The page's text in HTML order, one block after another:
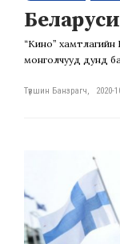
“Кино” хамтлагийн
монголчууд дунд
Түвшин Банзрагч, 2020-